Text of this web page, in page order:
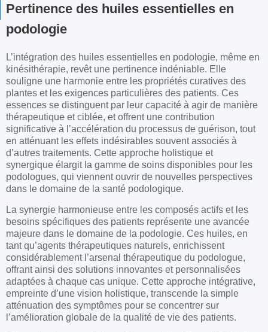
Pertinence des huiles essentielles en
podologie
L’intégration des huiles essentielles en podologie, même en
kinésithérapie, revêt une pertinence indéniable. Elle
souligne une harmonie entre les propriétés curatives des
plantes et les exigences particulières des patients. Ces
essences se distinguent par leur capacité à agir de manière
thérapeutique et ciblée, et offrent une contribution
significative à l’accélération du processus de guérison, tout
en atténuant les effets indésirables souvent associés à
d’autres traitements. Cette approche holistique et
synergique élargit la gamme de soins disponibles pour les
podologues, qui viennent ouvrir de nouvelles perspectives
dans le domaine de la santé podologique.
La synergie harmonieuse entre les composés actifs et les
besoins spécifiques des patients représente une avancée
majeure dans le domaine de la podologie. Ces huiles, en
tant qu’agents thérapeutiques naturels, enrichissent
considérablement l’arsenal thérapeutique du podologue,
offrant ainsi des solutions innovantes et personnalisées
adaptées à chaque cas unique. Cette approche intégrative,
empreinte d’une vision holistique, transcende la simple
atténuation des symptômes pour se concentrer sur
l’amélioration globale de la qualité de vie des patients.